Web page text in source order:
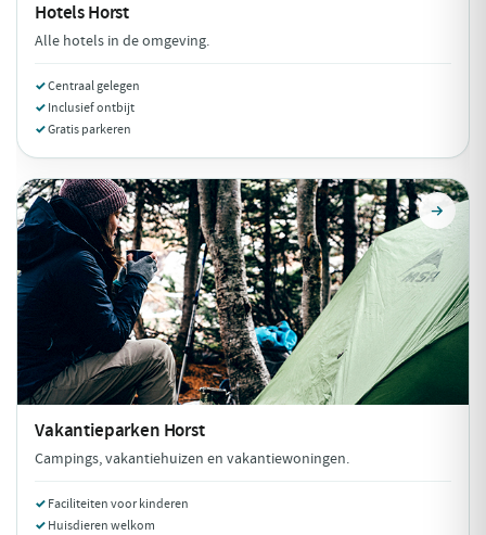
HotelsHorst
Alle hotels in de omgeving.
Centraal gelegen
Inclusief ontbijt
Gratis parkeren
Vakantieparken Horst
Campings, vakantiehuizen en vakantiewoningen.
Faciliteiten voor kinderen
Huisdieren welkom